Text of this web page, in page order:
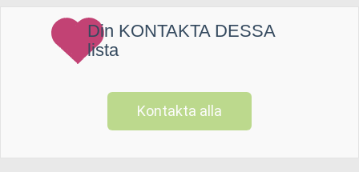
Din KONTAKTA DESSA
lista
Kontakta alla